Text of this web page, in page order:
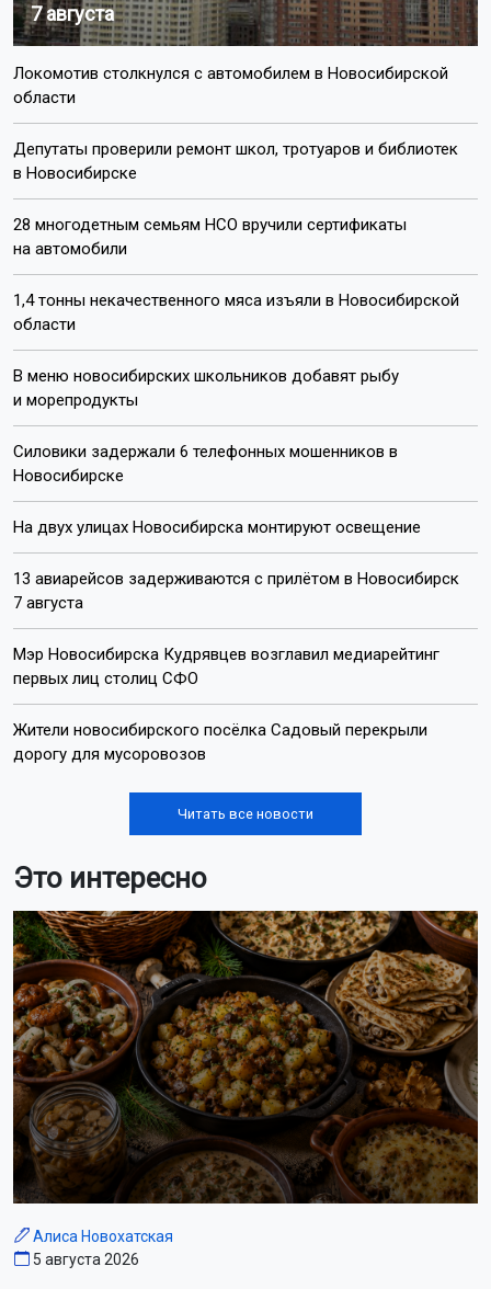
7 августа
Локомотив столкнулся с автомобилем в Новосибирской
области
Депутаты проверили ремонт школ, тротуаров и библиотек
в Новосибирске
28 многодетным семьям НСО вручили сертификаты
на автомобили
1,4 тонны некачественного мяса изъяли в Новосибирской
области
В меню новосибирских школьников добавят рыбу
и морепродукты
Силовики задержали 6 телефонных мошенников в
Новосибирске
На двух улицах Новосибирска монтируют освещение
13 авиарейсов задерживаются с прилётом в Новосибирск
7 августа
Мэр Новосибирска Кудрявцев возглавил медиарейтинг
первых лиц столиц СФО
Жители новосибирского посёлка Садовый перекрыли
дорогу для мусоровозов
Читать все новости
Это интересно
Алиса Новохатская
5 августа 2026